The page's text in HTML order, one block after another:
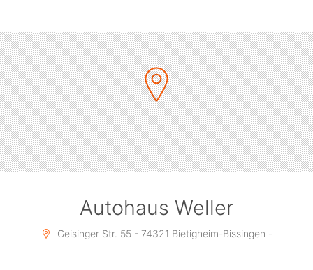
Partystimmung gefasst machen. Zur Abkühlung bei
dieser heißen Rock-Party gibt es bartypische Getränke
wie Shots, Bier, Long-Drinks und Cocktails.
Die Cocktailbar Meschugge als absoluter Profis für die
besonderen Cocktails wird eine Auswahl an
handgemachten Cocktails mixen. Bekannt vom
Sommerevent 100 Jahre Weller.
Ein weiterer Hammer des Pflicht-Happenings für Rock-
Rocknacht kosten im Vorverkauf günstige 7 (plus
Vorverkaufsgebühr) und an der Abendkasse faire 10
Euro!
Autohaus Weller
Geisinger Str. 55 - 74321 Bietigheim-Bissingen -